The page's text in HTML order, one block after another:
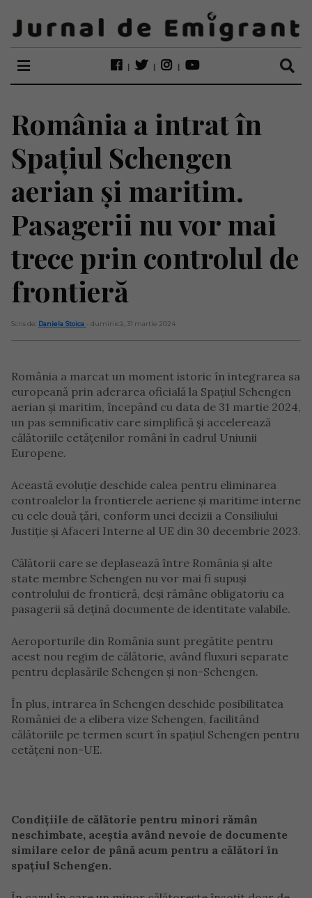
România a intrat în
Spațiul Schengen
aerian și maritim.
Pasagerii nu vor mai
trece prin controlul de
frontieră
Scris de: Daniela Stoica - duminică, 31 martie 2024
România a marcat un moment istoric în integrarea sa
europeană prin aderarea oficială la Spațiul Schengen
aerian și maritim, începând cu data de 31 martie 2024,
un pas semnificativ care simplifică și accelerează
călătoriile cetățenilor români în cadrul Uniunii
Europene.
Această evoluție deschide calea pentru eliminarea
controalelor la frontierele aeriene și maritime interne
cu cele două țări, conform unei decizii a Consiliului
Justiție și Afaceri Interne al UE din 30 decembrie 2023.
Călătorii care se deplasează între România și alte
state membre Schengen nu vor mai fi supuși
controlului de frontieră, deși rămâne obligatoriu ca
pasagerii să dețină documente de identitate valabile.
Aeroporturile din România sunt pregătite pentru
acest nou regim de călătorie, având fluxuri separate
pentru deplasările Schengen și non-Schengen.
În plus, intrarea în Schengen deschide posibilitatea
României de a elibera vize Schengen, facilitând
călătoriile pe termen scurt în spațiul Schengen pentru
cetățeni non-UE.
Condițiile de călătorie pentru minori rămân
neschimbate, aceștia având nevoie de documente
similare celor de până acum pentru a călători în
spațiul Schengen.